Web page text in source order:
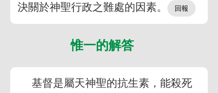
決關於神聖行政之難處的因素。
惟一的解答
基督是屬天神聖的抗生素，能殺死